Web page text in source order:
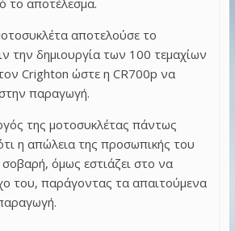
αποτελούσε το
την δημιουργία των 100 τεμαχίων
Crighton ώστε η CR700p να
παραγωγή.
της μοτοσυκλέτας πάντως
η απώλεια της προσωπικής του
σοβαρή, όμως εστιάζει στο να
του, παράγοντας τα απαιτούμενα